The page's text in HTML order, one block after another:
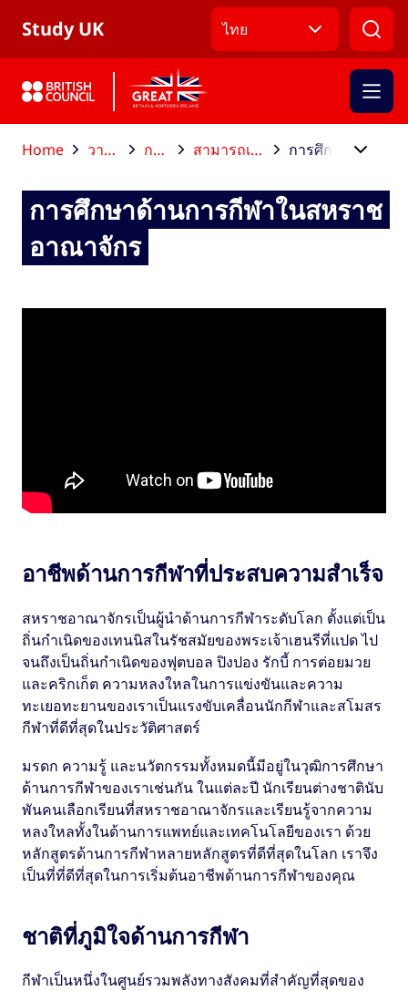
Study UK ไทย
Home วางแผนการศึกษาต่อ การเลือกหลักสูตร สามารถเลือกศึกษาสาขาวิชาใดได้บ้าง
การศึกษาด้านการกีฬาในสหราช
อาณาจักร
อาชีพด้านการกีฬาที่ประสบความสำเร็จ
สหราชอาณาจักรเป็นผู้นำด้านการกีฬาระดับโลก ตั้งแต่เป็น
ถิ่นกำเนิดของเทนนิสในรัชสมัยของพระเจ้าเฮนรีที่แปด ไป
จนถึงเป็นถิ่นกำเนิดของฟุตบอล ปิงปอง รักบี้ การต่อยมวย
และคริกเก็ต ความหลงใหลในการแข่งขันและความ
ทะเยอทะยานของเราเป็นแรงขับเคลื่อนนักกีฬาและสโมสร
กีฬาที่ดีที่สุดในประวัติศาสตร์
มรดก ความรู้ และนวัตกรรมทั้งหมดนี้มีอยู่ในวุฒิการศึกษา
ด้านการกีฬาของเราเช่นกัน ในแต่ละปี นักเรียนต่างชาตินับ
พันคนเลือกเรียนที่สหราชอาณาจักรและเรียนรู้จากความ
หลงใหลทั้งในด้านการแพทย์และเทคโนโลยีของเรา ด้วย
หลักสูตรด้านการกีฬาหลายหลักสูตรที่ดีที่สุดในโลก เราจึง
เป็นที่ที่ดีที่สุดในการเริ่มต้นอาชีพด้านการกีฬาของคุณ
ชาติที่ภูมิใจด้านการกีฬา
กีฬาเป็นหนึ่งในศูนย์รวมพลังทางสังคมที่สำคัญที่สุดของ